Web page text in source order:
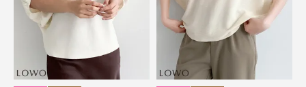
り入れたファッションブランド
LOWO（ロワ）は、アパレルはもちろん、インナ
ー、バッグやシューズ、小物まで、驚くほどリー
ズナブルにラインナップ。